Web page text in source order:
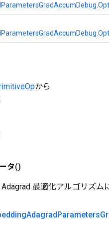
から
タ()
最適化アルゴリズム
AdagradParameters